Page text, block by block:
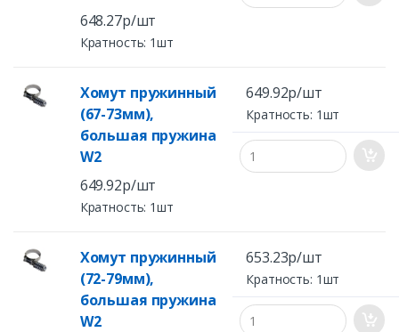
648.27р/шт
Кратность: 1шт
Хомут пружинный
(67-73мм),
большая пружина
W2
649.92р/шт
Кратность: 1шт
649.92р/шт
Кратность: 1шт
Хомут пружинный
(72-79мм),
большая пружина
W2
653.23р/шт
Кратность: 1шт